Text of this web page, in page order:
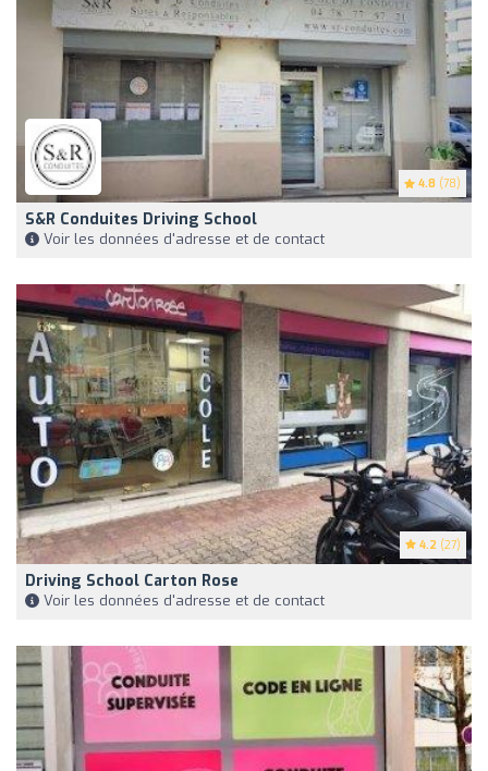
4.8 (78)
S&R Conduites Driving School
Voir les données d'adresse et de contact
4.2 (27)
Driving School Carton Rose
Voir les données d'adresse et de contact